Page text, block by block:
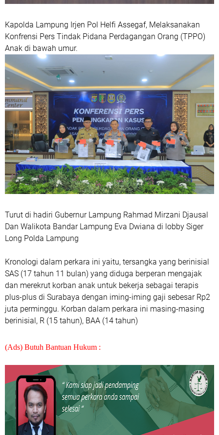
Kapolda Lampung Irjen Pol Helfi Assegaf, Melaksanakan
Konfrensi Pers Tindak Pidana Perdagangan Orang (TPPO)
Anak di bawah umur.
Turut di hadiri Gubernur Lampung Rahmad Mirzani Djausal
Dan Walikota Bandar Lampung Eva Dwiana di lobby Siger
Long Polda Lampung
Kronologi dalam perkara ini yaitu, tersangka yang berinisial
SAS (17 tahun 11 bulan) yang diduga berperan mengajak
dan merekrut korban anak untuk bekerja sebagai terapis
plus-plus di Surabaya dengan iming-iming gaji sebesar Rp2
juta perminggu. Korban dalam perkara ini masing-masing
berinisial, R (15 tahun), BAA (14 tahun)
(Ads) Butuh Bantuan Hukum :